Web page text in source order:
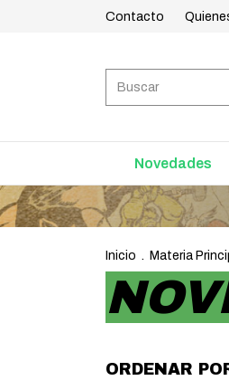
Contacto
Novedades
Inicio . Materia
ORDENAR